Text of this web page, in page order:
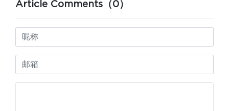
Article Comments（0）